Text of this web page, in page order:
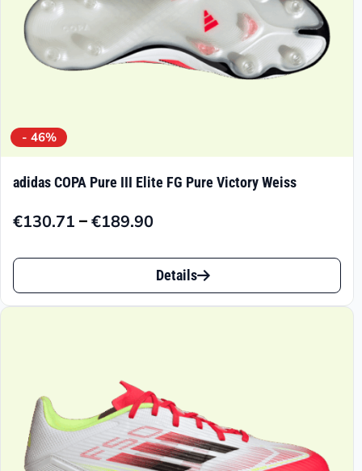
- 46%
adidas COPA Pure III Elite FG Pure Victory Weiss
€130.71 –€189.90
Preisspanne:
€189.90
Dieses
Produkt
auf.
Die
Optionen
Details